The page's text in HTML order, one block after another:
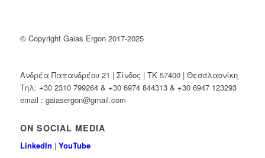
© Copyright Gaias Ergon 2017-2025
Ανδρέα Παπανδρέου 21 | Σίνδος | ΤΚ 57400 | Θεσσλαονίκη
Τηλ: +30 2310 799264 & +30 6974 844313 & +30 6947 123293
email : gaiasergon@gmail.com
ON SOCIAL MEDIA
LinkedIn | YouTube